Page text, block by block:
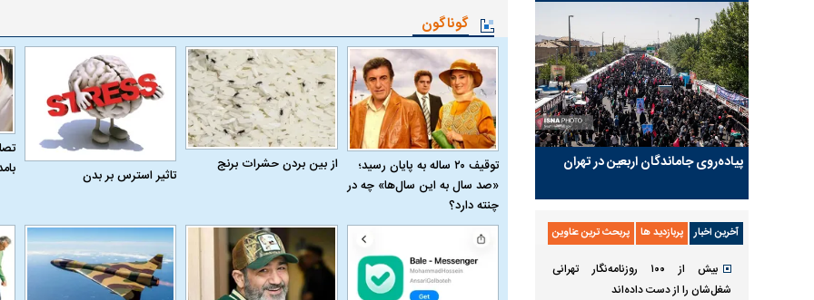
گوناگون
توقیف ۲۰ ساله به پایان رسید؛
«صد سال به این سال‌ها» چه در
چنته دارد؟
از بین بردن حشرات برنج
تاثیر استرس بر بدن
پیاده‌روی جاماندگان اربعین در تهران
آخرین اخبار پربازدید ها پربحث ترین عناوین
بیش از ۱۰۰ روزنامه‌نگار تهرانی
شغل‌شان را از دست داده‌اند